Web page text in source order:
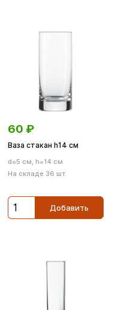
60 ₽
Ваза стакан h14 cм
d=5 см, h=14 см
На складе 36 шт.
Добавить